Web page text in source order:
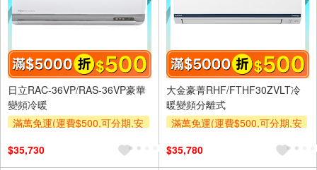
日立RAC-36VP/RAS-36VP豪華
變頻冷暖
滿萬免運(運費$500,可分期,安
及使用6期以上分期0利率,需付
基本安裝運費)
$35,730
大金豪菁RHF/FTHF30ZVLT冷
暖變頻分離式
滿萬免運(運費$500,可分期,安
及使用6期以上分期0利率,需付
基本安裝運費)
$35,780